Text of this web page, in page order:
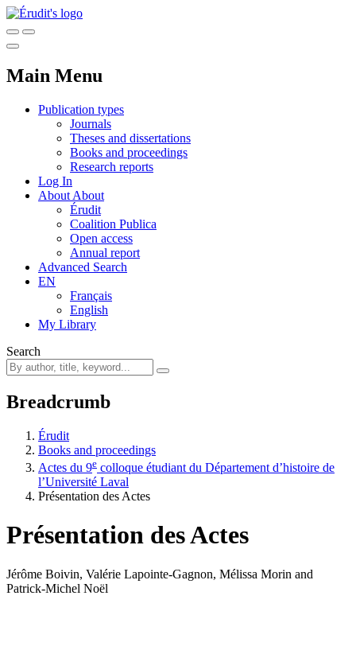
Main Menu
Publication types
Journals
Theses and dissertations
Books and proceedings
Research reports
Log In
About About
Érudit
Coalition Publica
Open access
Annual report
Advanced Search
EN
Français
English
My Library
Search
Breadcrumb
Érudit
Books and proceedings
Actes du 9e colloque étudiant du Département d’histoire de
l’Université Laval
Présentation des Actes
Présentation des Actes
Jérôme Boivin, Valérie Lapointe-Gagnon, Mélissa Morin and
Patrick-Michel Noël